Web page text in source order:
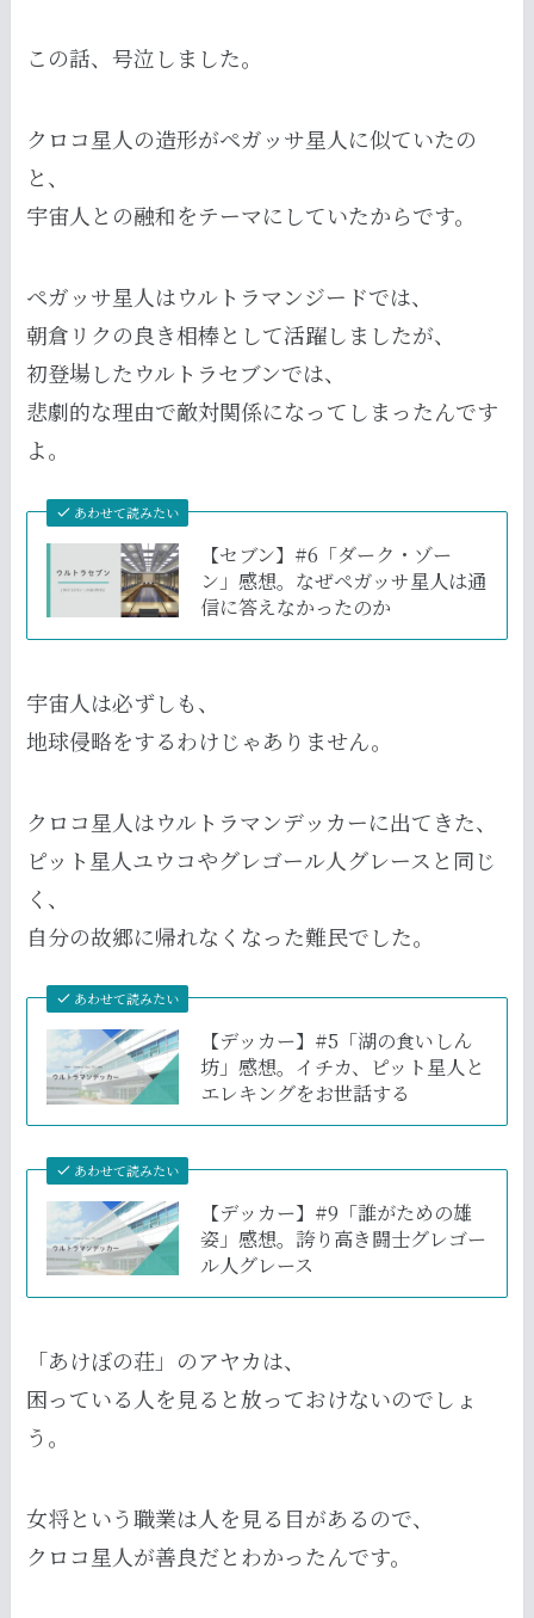
この話、号泣しました。
クロコ星人の造形がペガッサ星人に似ていたの
と、
宇宙人との融和をテーマにしていたからです。
ペガッサ星人はウルトラマンジードでは、
朝倉リクの良き相棒として活躍しましたが、
初登場したウルトラセブンでは、
悲劇的な理由で敵対関係になってしまったんです
よ。
あわせて読みたい
【セブン】#6「ダーク・ゾー
ン」感想。なぜペガッサ星人は通
信に答えなかったのか
宇宙人は必ずしも、
地球侵略をするわけじゃありません。
クロコ星人はウルトラマンデッカーに出てきた、
ピット星人ユウコやグレゴール人グレースと同じ
く、
自分の故郷に帰れなくなった難民でした。
あわせて読みたい
【デッカー】#5「湖の食いしん
坊」感想。イチカ、ピット星人と
エレキングをお世話する
あわせて読みたい
【デッカー】#9「誰がための雄
姿」感想。誇り高き闘士グレゴー
ル人グレース
「あけぼの荘」のアヤカは、
困っている人を見ると放っておけないのでしょ
う。
女将という職業は人を見る目があるので、
クロコ星人が善良だとわかったんです。